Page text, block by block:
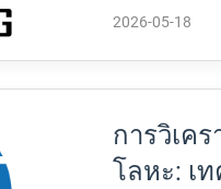
2026-05-18
การวิเค
โลหะ: เ